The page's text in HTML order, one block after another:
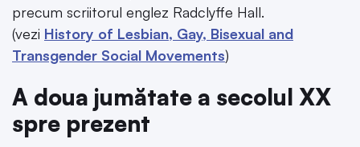
precum scriitorul englez Radclyffe Hall.
(vezi History of Lesbian, Gay, Bisexual and
Transgender Social Movements)
A doua jumătate a secolul XX
spre prezent